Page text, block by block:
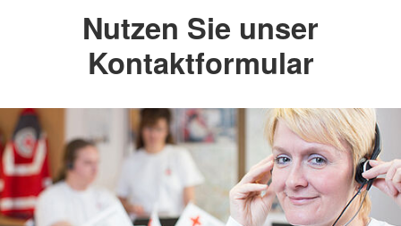
Nutzen Sie unser
Kontaktformular